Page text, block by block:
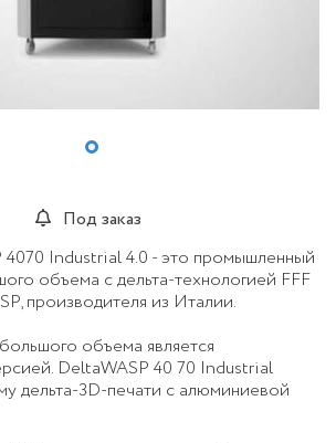
Под заказ
4070 Industrial 4.0 - это промышленный
объема с дельта-технологией FFF
производителя из Италии.
объема является
. DeltaWASP 40 70 Industrial
дельта-3D-печати с алюминиевой